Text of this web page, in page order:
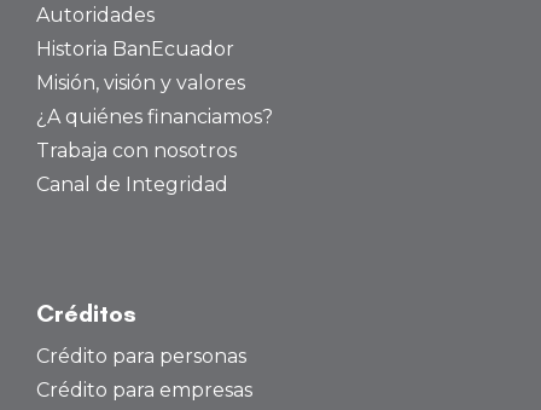
Autoridades
Historia BanEcuador
Misión, visión y valores
¿A quiénes financiamos?
Trabaja con nosotros
Canal de Integridad
Créditos
Crédito para personas
Crédito para empresas